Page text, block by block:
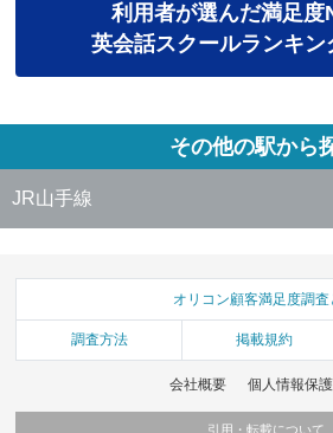
利用者が選んだ満足度
英会話スクールランキン
その他の駅から
JR山手線
オリコン顧客満足度調査
調査方法 掲載規約
会社概要 個人情報保
引用・転載について